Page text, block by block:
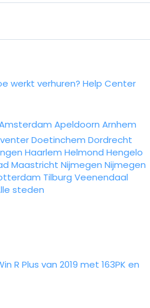
werkt verhuren? Help Center
Apeldoorn Arnhem
Doetinchem Dordrecht
Haarlem Helmond Hengelo
Maastricht Nijmegen Nijmegen
Tilburg Veenendaal
steden
R Plus van 2019 met 163PK en